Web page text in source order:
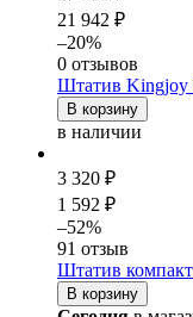
21 942 ₽
–20%
0 отзывов
Штатив Kingjoy
В корзину
в наличии
3 320 ₽
1 592 ₽
–52%
91 отзыв
Штатив
В корзину